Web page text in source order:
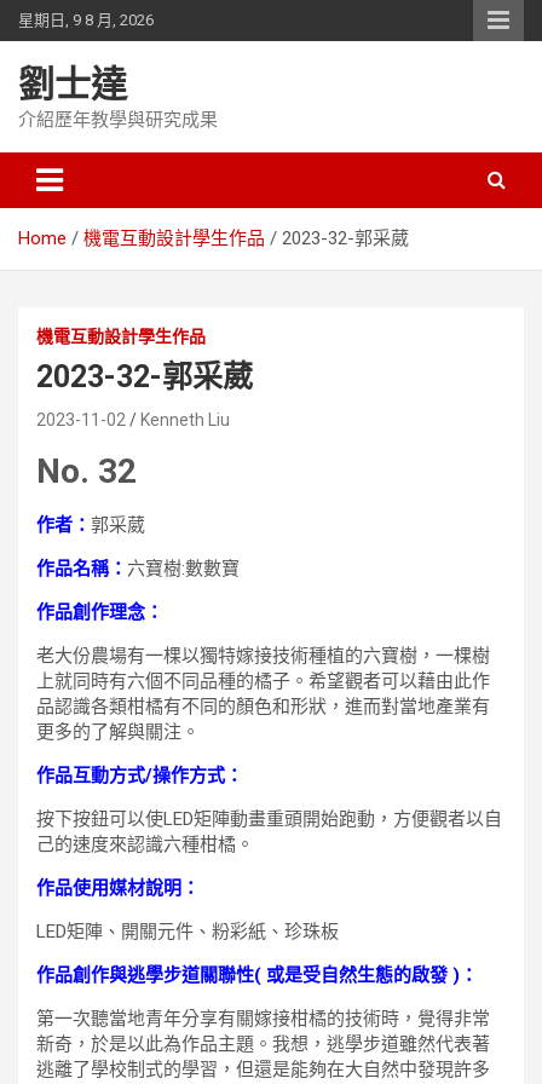
Skip
to
content
星期日, 9 8 月, 2026
劉士達
介紹歷年教學與研究成果
Home 機電互動設計學生作品 2023-32-郭采葳
機電互動設計學生作品
2023-32-郭采葳
2023-11-02 Kenneth Liu
No. 32
作者： 郭采葳
作品名稱： 六寶樹:數數寶
作品創作理念：
老大份農場有一棵以獨特嫁接技術種植的六寶樹，一棵樹
上就同時有六個不同品種的橘子。希望觀者可以藉由此作
品認識各類柑橘有不同的顏色和形狀，進而對當地產業有
更多的了解與關注。
作品互動方式/操作方式：
按下按鈕可以使LED矩陣動畫重頭開始跑動，方便觀者以自
己的速度來認識六種柑橘。
作品使用媒材說明：
LED矩陣、開關元件、粉彩紙、珍珠板
作品創作與逃學步道關聯性( 或是受自然生態的啟發 )：
第一次聽當地青年分享有關嫁接柑橘的技術時，覺得非常
新奇，於是以此為作品主題。我想，逃學步道雖然代表著
逃離了學校制式的學習，但還是能夠在大自然中發現許多